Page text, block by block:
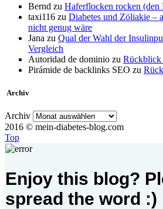
Bernd zu Haferflocken rocken (den
taxi116 zu Diabetes und Zöliakie –
nicht genug wäre
Jana zu Qual der Wahl der
Vergleich
Autoridad de dominio zu Rückblick
Pirámide de backlinks SEO zu
Archiv
Archiv
2016 © mein-diabetes-blog.com
Top
Enjoy this blog?
spread the word :)